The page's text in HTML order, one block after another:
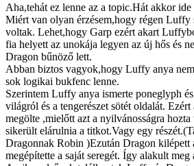
Aha,tehát ez lenne az a topic.Hát akkor ide
Miért van olyan érzésem,hogy régen Luffy
voltak. Lehet,hogy Garp ezért akart
fia helyett az unokája legyen az új hős és
Dragon bűnöző lett.
Abban biztos vagyok,hogy Luffy anya
sok logikai bukfenc lenne.
Szerintem Luffy anya ismerte poneglyph
világról és a tengerészet sötét oldalát.
megölte ,mielőtt azt a nyilvánosságra
sikerült elárulnia a titkot.Vagy egy
Dragonnak Robin )Ezután Dragon kilépett
megépítette a saját seregét. Így alakult meg